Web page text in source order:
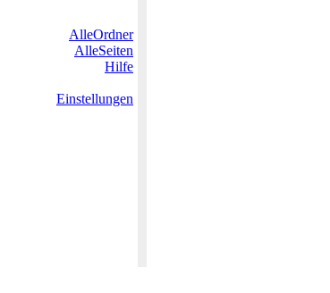
AlleOrdner
AlleSeiten
Hilfe
Einstellungen